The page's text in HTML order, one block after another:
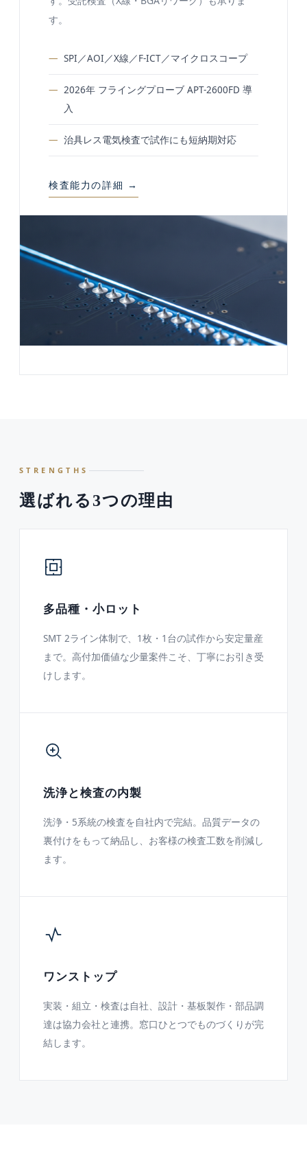
す。
SPI／AOI／X線／F-ICT／マイクロスコープ
2026年 フライングプローブ APT-2600FD 導
入
治具レス電気検査で試作にも短納期対応
検査能力の詳細 →
STRENGTHS
選ばれる3つの理由
多品種・小ロット
SMT 2ライン体制で、1枚・1台の試作から安定量産
まで。高付加価値な少量案件こそ、丁寧にお引き受
けします。
洗浄と検査の内製
洗浄・5系統の検査を自社内で完結。品質データの
裏付けをもって納品し、お客様の検査工数を削減し
ます。
ワンストップ
実装・組立・検査は自社、設計・基板製作・部品調
達は協力会社と連携。窓口ひとつでものづくりが完
結します。